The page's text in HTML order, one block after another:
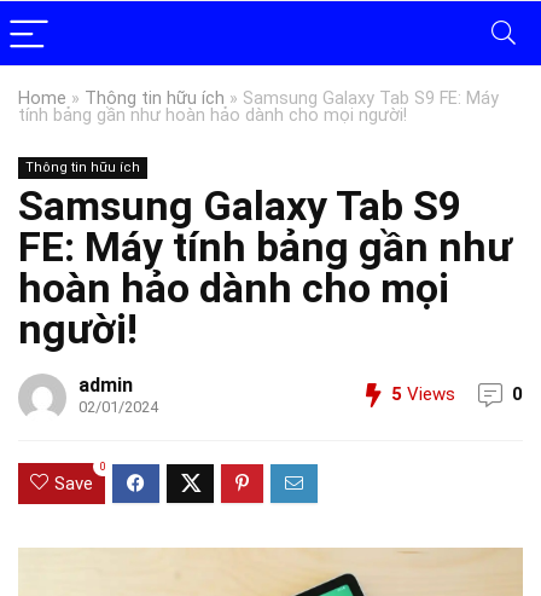
Home » Thông tin hữu ích » Samsung Galaxy Tab S9 FE: Máy
tính bảng gần như hoàn hảo dành cho mọi người!
Thông tin hữu ích
Samsung Galaxy Tab S9
FE: Máy tính bảng gần như
hoàn hảo dành cho mọi
người!
admin
02/01/2024
5 Views 0
Save
0